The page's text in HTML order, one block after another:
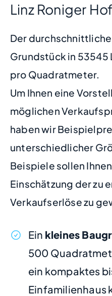
Linz Roniger Hof
Der
Grundstück in
pro Quadratmeter.
Um Ihnen eine
möglichen
haben wir
unterschiedlicher
Beispiele sollen
Einschätzung der zu
Verkaufserlöse zu
Ein kleines
500
ein kompaktes
Einfamilienhaus